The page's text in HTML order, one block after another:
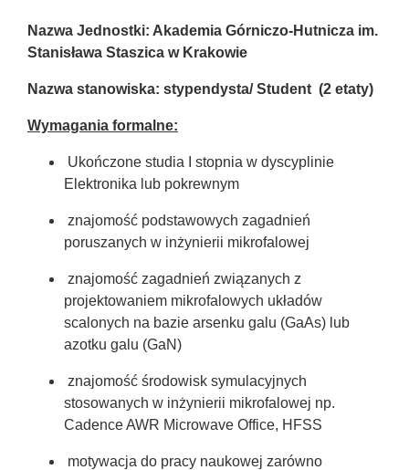
Nazwa Jednostki: Akademia Górniczo-Hutnicza im.
Stanisława Staszica w Krakowie
Nazwa stanowiska: stypendysta/ Student (2 etaty)
Wymagania formalne:
Ukończone studia I stopnia w dyscyplinie
Elektronika lub pokrewnym
znajomość podstawowych zagadnień
poruszanych w inżynierii mikrofalowej
znajomość zagadnień związanych z
projektowaniem mikrofalowych układów
scalonych na bazie arsenku galu (GaAs) lub
azotku galu (GaN)
znajomość środowisk symulacyjnych
stosowanych w inżynierii mikrofalowej np.
Cadence AWR Microwave Office, HFSS
motywacja do pracy naukowej zarówno